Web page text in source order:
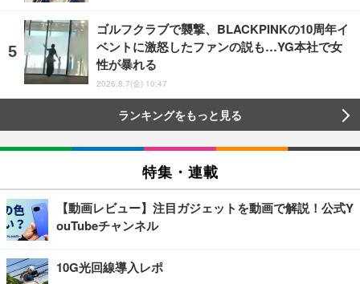
ゴルフクラブで襲撃、BLACKPINKの10周年イ
ベントに激怒したファンの説も…YG本社で女
性が暴れる
2026.8.7(金) 10:47
ランキングをもっと見る
特集・連載
【動画レビュー】注目ガジェットを動画で解説！公式Y
ouTubeチャンネル
10G光回線導入レポ